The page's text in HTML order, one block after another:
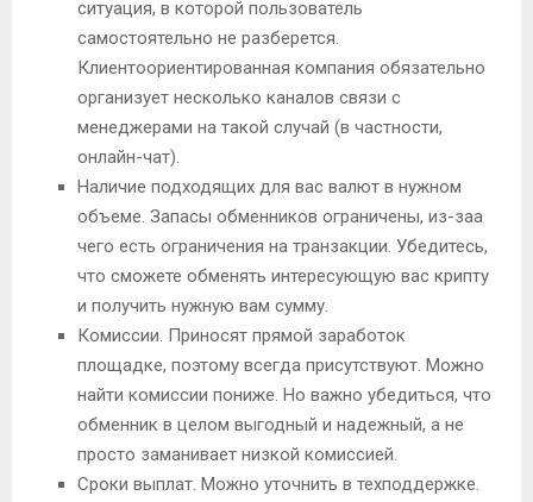
ситуация, в которой пользователь
самостоятельно не разберется.
Клиентоориентированная компания обязательно
организует несколько каналов связи с
менеджерами на такой случай (в частности,
онлайн-чат).
Наличие подходящих для вас валют в нужном
объеме. Запасы обменников ограничены, из-заа
чего есть ограничения на транзакции. Убедитесь,
что сможете обменять интересующую вас крипту
и получить нужную вам сумму.
Комиссии. Приносят прямой заработок
площадке, поэтому всегда присутствуют. Можно
найти комиссии пониже. Но важно убедиться, что
обменник в целом выгодный и надежный, а не
просто заманивает низкой комиссией.
Сроки выплат. Можно уточнить в техподдержке.